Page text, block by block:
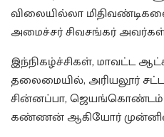
விலையில்லா
அமைச்சர் சிவசங்கர்
இந்நிகழ்ச்சிகள், மாவட்ட
தலைமையில், அரியலூர்
சின்னப்பா, ஜெயங்கொண்டம்
கண்ணன் ஆகியோர்